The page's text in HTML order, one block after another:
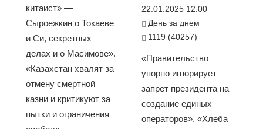
китаист» —
Сыроежкин о Токаеве
и Си, секретных
делах и о Масимове».
«Казахстан хвалят за
отмену смертной
казни и критикуют за
пытки и ограничения
22.01.2025 12:00
День за днем
1119 (40257)
«Правительство
упорно игнорирует
запрет президента на
создание единых
операторов». «Хлеба